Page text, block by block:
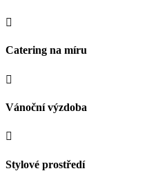

Catering na míru

Vánoční výzdoba

Stylové prostředí